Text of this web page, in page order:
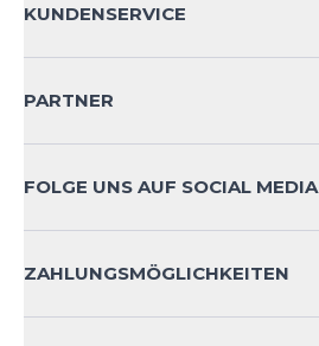
KUNDENSERVICE
KONTAKT
PRODUKTSICHERHEIT
PARTNER
FOLGE UNS AUF SOCIAL MEDIA
ZAHLUNGSMÖGLICHKEITEN